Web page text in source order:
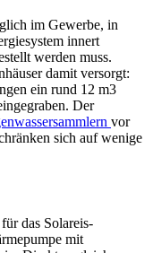
im Gewerbe, in
innert
werden muss.
damit versorgt:
ein rund 12 m3
Der
vor
sich auf wenige
das Solareis-
mit